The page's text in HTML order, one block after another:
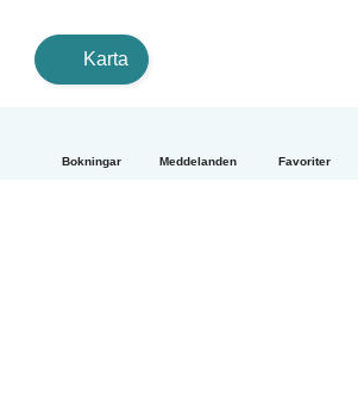
Bokningar Meddelanden Favoriter
Karta